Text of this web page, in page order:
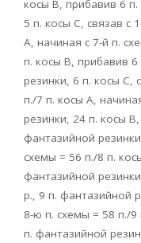
косы В, прибавив 6
5 п. косы С, связав с
А, начиная с 7-й п.
п. косы В, прибавив
резинки, 6 п. косы С,
п./7 п. косы А,
резинки, 24 п. косы
фантазийной
схемы = 56 п./8 п.
фантазийной
р., 9 п. фантазийной
8-ю п. схемы = 58 п./9
п. фантазийной